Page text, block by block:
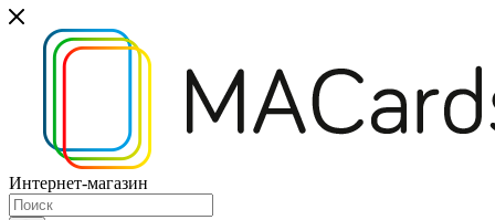
Интернет-магазин